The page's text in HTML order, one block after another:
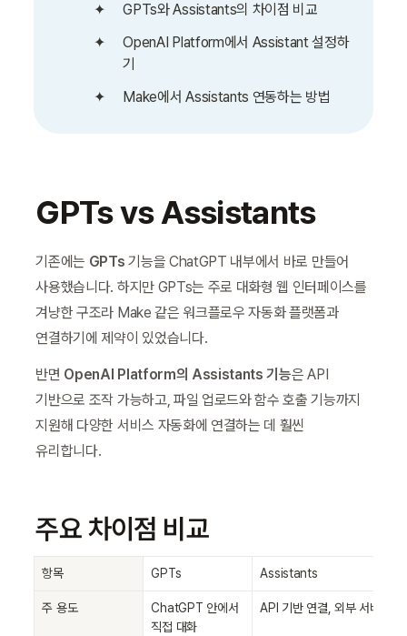
GPTs와 Assistants의 차이점 비교
OpenAI Platform에서 Assistant 설정하
기
Make에서 Assistants 연동하는 방법
GPTs vs Assistants
기존에는 GPTs 기능을 ChatGPT 내부에서 바로 만들어
사용했습니다. 하지만 GPTs는 주로 대화형 웹 인터페이스를
겨냥한 구조라 Make 같은 워크플로우 자동화 플랫폼과
연결하기에 제약이 있었습니다.
반면 OpenAI Platform의 Assistants 기능은 API
기반으로 조작 가능하고, 파일 업로드와 함수 호출 기능까지
지원해 다양한 서비스 자동화에 연결하는 데 훨씬
유리합니다.
주요 차이점 비교
항목 GPTs Assistants
주 용도
ChatGPT 안에서
직접 대화
API 기반 연결, 외부 서비스